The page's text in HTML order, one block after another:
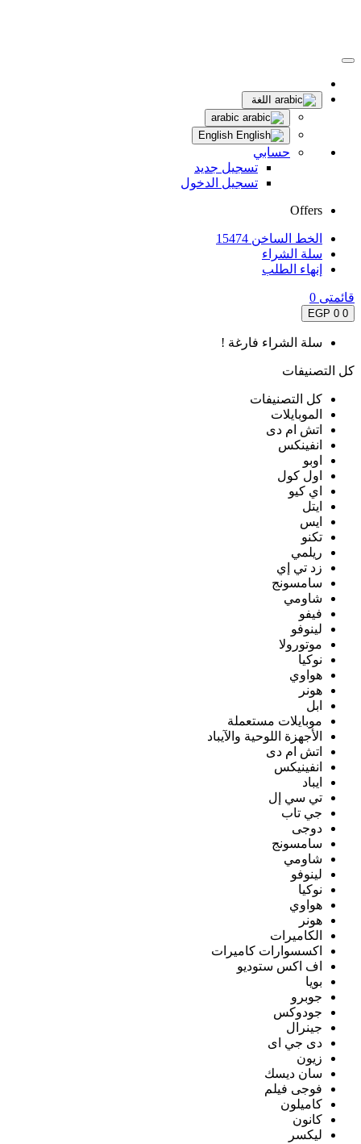
اللغة
حسابي
تسجيل جديد
تسجيل الدخول
Offers
الخط الساخن 15474
سلة الشراء
إنهاء الطلب
قائمتى 0
0
0 EGP
سلة الشراء فارغة !
كل التصنيفات
كل التصنيفات
الموبايلات
اتش ام دى
انفينكس
اوبو
اول كول
اي كيو
ايتل
ايس
تكنو
ريلمي
زد تي إي
سامسونج
شاومي
فيفو
لينوفو
موتورولا
نوكيا
هواوي
هونر
ابل
موبايلات مستعملة
الأجهزة اللوحية والآيباد
اتش ام دى
انفينيكس
ايباد
تي سي إل
جي تاب
دوجى
سامسونج
شاومي
لينوفو
نوكيا
هواوي
هونر
الكاميرات
اكسسوارات كاميرات
اف اكس ستوديو
بويا
جوبرو
جودوكس
جينرال
دى جي اى
زيون
سان ديسك
فوجى فيلم
كاميلون
كانون
ليكسر